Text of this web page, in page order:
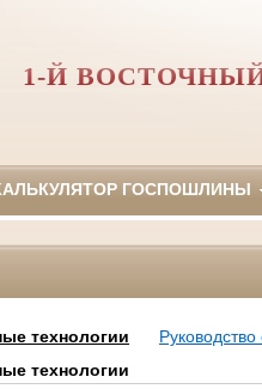
1-Й
ГОСПОШЛИНЫ
технологии
Руководство
технологии